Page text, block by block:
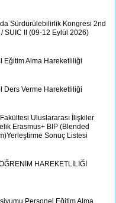
Sürdürülebilirlik Kongresi 2nd
SUIC II (09-12 Eylül 2026)
Eğitim Alma Hareketliliği
Ders Verme Hareketliliği
Uluslararası İlişkiler
Erasmus+ BIP (Blended
Sonuç Listesi
HAREKETLİLİĞİ
Personel Eğitim Alma